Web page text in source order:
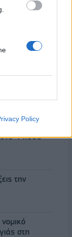
Policy
ΗΛΕΚΤΩΡ
τη Motor
44.000
την
στη